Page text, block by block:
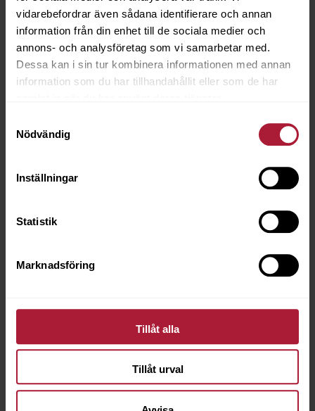
vidarebefordrar även sådana identifierare och annan
information från din enhet till de sociala medier och
annons- och analysföretag som vi samarbetar med.
Dessa kan i sin tur kombinera informationen med annan
information som du har tillhandahållit eller som de har
Nödvändig
Inställningar
Statistik
Marknadsföring
Tillåt alla
Tillåt urval